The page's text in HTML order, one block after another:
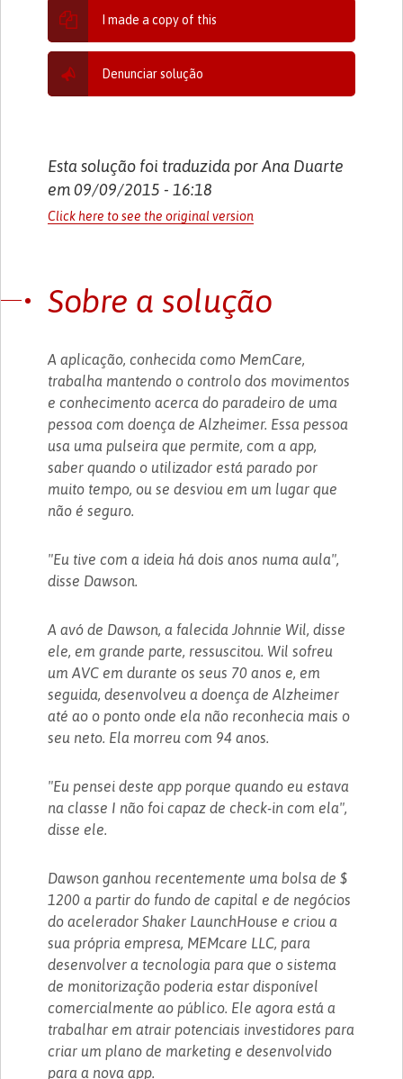
I made a copy of this
Denunciar solução
Esta solução foi traduzida por Ana Duarte
em 09/09/2015 - 16:18
Click here to see the original version
Sobre a solução
A aplicação, conhecida como MemCare,
trabalha mantendo o controlo dos movimentos
e conhecimento acerca do paradeiro de uma
pessoa com doença de Alzheimer. Essa pessoa
usa uma pulseira que permite, com a app,
saber quando o utilizador está parado por
muito tempo, ou se desviou em um lugar que
não é seguro.
"Eu tive com a ideia há dois anos numa aula",
disse Dawson.
A avó de Dawson, a falecida Johnnie Wil, disse
ele, em grande parte, ressuscitou. Wil sofreu
um AVC em durante os seus 70 anos e, em
seguida, desenvolveu a doença de Alzheimer
até ao o ponto onde ela não reconhecia mais o
seu neto. Ela morreu com 94 anos.
"Eu pensei deste app porque quando eu estava
na classe I não foi capaz de check-in com ela",
disse ele.
Dawson ganhou recentemente uma bolsa de $
1200 a partir do fundo de capital e de negócios
do acelerador Shaker LaunchHouse e criou a
sua própria empresa, MEMcare LLC, para
desenvolver a tecnologia para que o sistema
de monitorização poderia estar disponível
comercialmente ao público. Ele agora está a
trabalhar em atrair potenciais investidores para
criar um plano de marketing e desenvolvido
para a nova app.